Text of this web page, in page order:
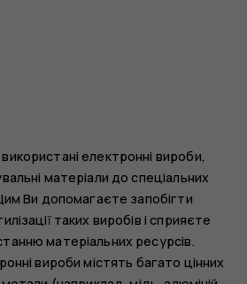
електронні вироби,
матеріали до спеціальних
Ви допомагаєте запобігти
таких виробів і сприяєте
матеріальних ресурсів.
вироби містять багато цінних